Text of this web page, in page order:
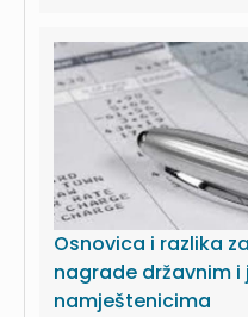
Osnovica i razlika
nagrade državnim
namještenicima